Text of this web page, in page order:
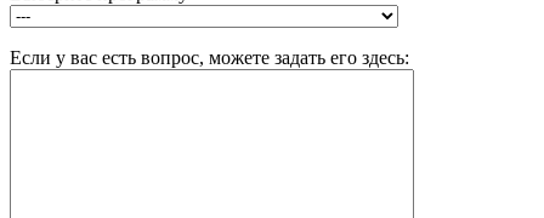
Если у вас есть вопрос, можете задать его здесь: